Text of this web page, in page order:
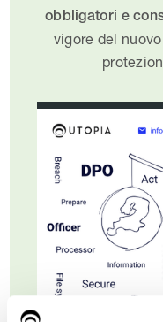
obbligatori e
vigore del